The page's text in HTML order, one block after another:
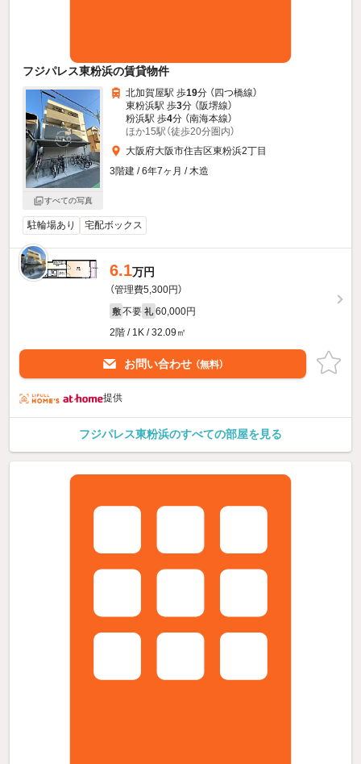
フジパレス東粉浜の賃貸物件
すべての写真
北加賀屋駅 歩19分 （四つ橋線）
東粉浜駅 歩3分 （阪堺線）
粉浜駅 歩4分 （南海本線）
ほか15駅（徒歩20分圏内）
大阪府大阪市住吉区東粉浜2丁目
3階建 / 6年7ヶ月 / 木造
駐輪場あり 宅配ボックス
6.1万円
（管理費5,300円）
敷 不要 礼 60,000円
2階 / 1K / 32.09㎡
お問い合わせ （無料）
提供
フジパレス東粉浜のすべての部屋を見る